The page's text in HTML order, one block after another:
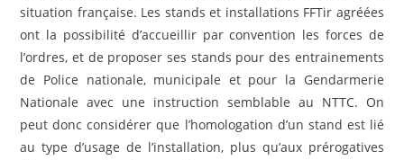
situation française. Les stands et installations FFTir agréées
ont la possibilité d’accueillir par convention les forces de
l’ordres, et de proposer ses stands pour des entrainements
de Police nationale, municipale et pour la Gendarmerie
Nationale avec une instruction semblable au NTTC. On
peut donc considérer que l’homologation d’un stand est lié
au type d’usage de l’installation, plus qu’aux prérogatives